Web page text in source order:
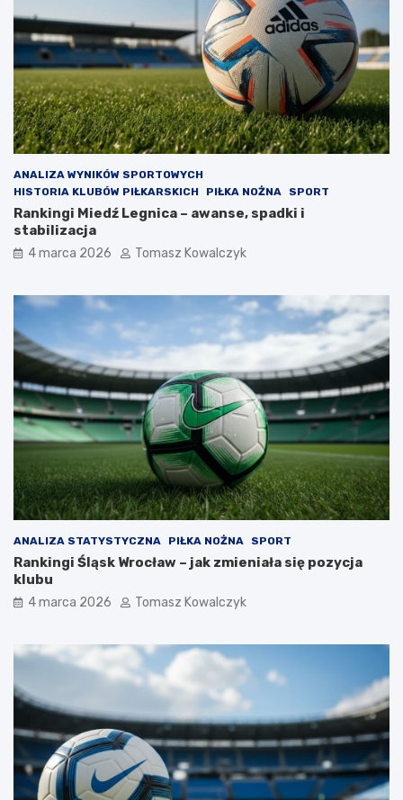
ANALIZA WYNIKÓW SPORTOWYCH
HISTORIA KLUBÓW PIŁKARSKICH
PIŁKA NOŻNA SPORT
Rankingi Miedź Legnica – awanse, spadki i
stabilizacja
4 marca 2026 Tomasz Kowalczyk
ANALIZA STATYSTYCZNA PIŁKA NOŻNA SPORT
Rankingi Śląsk Wrocław – jak zmieniała się pozycja
klubu
4 marca 2026 Tomasz Kowalczyk